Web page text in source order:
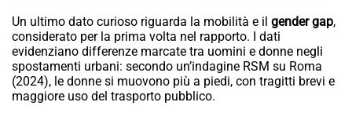
Un ultimo dato curioso riguarda la mobilità e il gender gap,
considerato per la prima volta nel rapporto. I dati
evidenziano differenze marcate tra uomini e donne negli
spostamenti urbani: secondo un’indagine RSM su Roma
(2024), le donne si muovono più a piedi, con tragitti brevi e
maggiore uso del trasporto pubblico.